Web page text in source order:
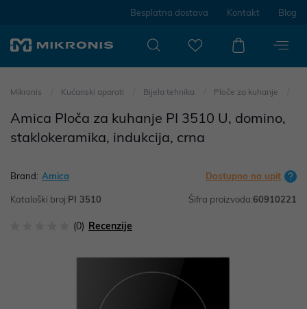
Besplatna dostava Kontakt Blog
Mikronis Kućanski aparati Bijela tehnika Ploče za kuhanje
Amica Ploča za kuhanje PI 3510 U, domino,
staklokeramika, indukcija, crna
Brand: Amica Dostupno na upit
Kataloški broj:PI 3510 Šifra proizvoda:60910221
(0) Recenzije